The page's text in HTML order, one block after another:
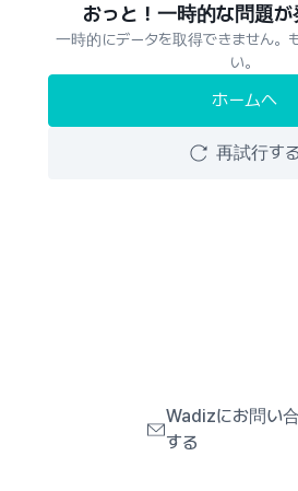
おっと！一時的な問題
一時的にデータを取得できません。
い。
ホームへ
再試行する
Wadizにお問い
する